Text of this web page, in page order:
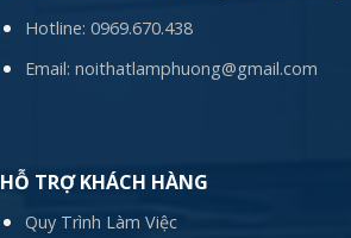
Hotline: 0969.670.438
Email: noithatlamphuong@gmail.com
HỖ TRỢ KHÁCH HÀNG
Quy Trình Làm Việc